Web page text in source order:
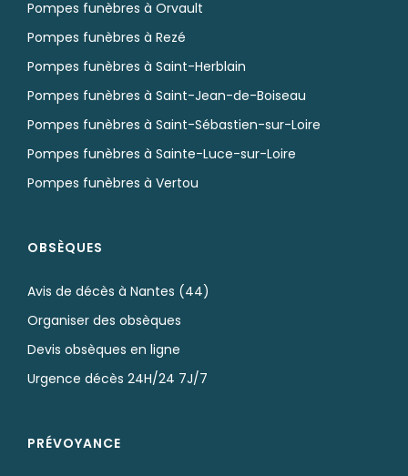
Pompes funèbres à Orvault
Pompes funèbres à Rezé
Pompes funèbres à Saint-Herblain
Pompes funèbres à Saint-Jean-de-Boiseau
Pompes funèbres à Saint-Sébastien-sur-Loire
Pompes funèbres à Sainte-Luce-sur-Loire
Pompes funèbres à Vertou
OBSÈQUES
Avis de décès à Nantes (44)
Organiser des obsèques
Devis obsèques en ligne
Urgence décès 24H/24 7J/7
PRÉVOYANCE